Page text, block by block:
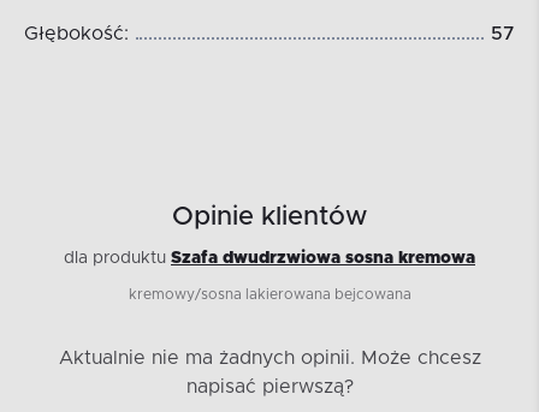
Głębokość: 57
Opinie klientów
dla produktu Szafa dwudrzwiowa sosna kremowa
kremowy/sosna lakierowana bejcowana
Aktualnie nie ma żadnych opinii. Może chcesz
napisać pierwszą?